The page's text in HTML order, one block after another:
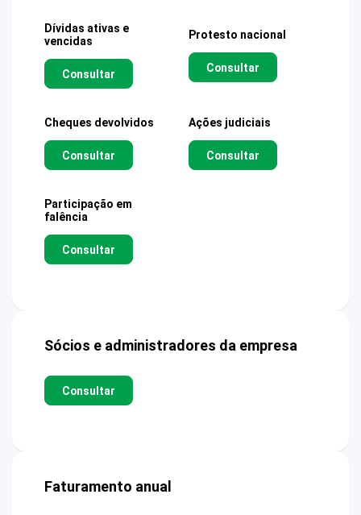
Dívidas ativas e
vencidas
Consultar
Protesto nacional
Consultar
Cheques devolvidos
Consultar
Ações judiciais
Consultar
Participação em
falência
Consultar
Sócios e administradores da empresa
Consultar
Faturamento anual